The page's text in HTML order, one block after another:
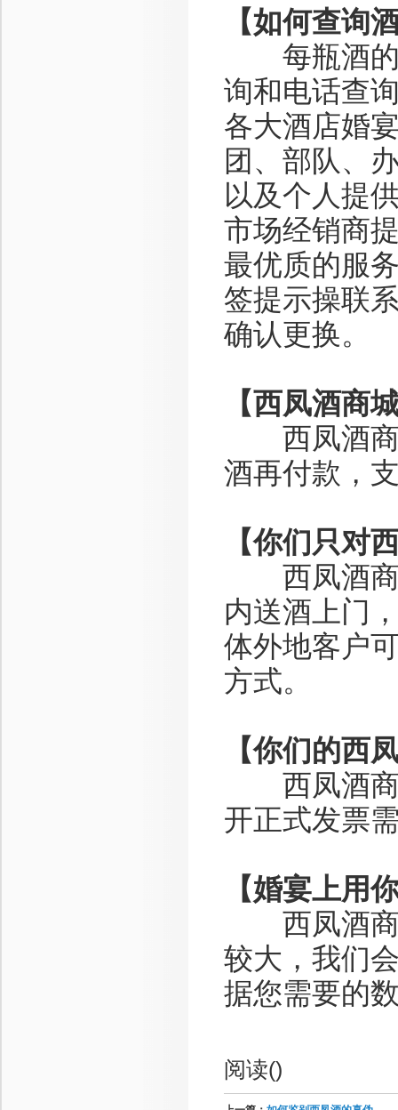
【如何查询
每瓶酒的
询和电话查
各大酒店婚
团、部队、
以及个人提
市场经销商
最优质的服
签提示操联
确认更换。
【西凤酒商
西凤酒商
酒再付款，
【你们只对
西凤酒商
内送酒上门
体外地客户
方式。
【你们的西
西凤酒商
开正式发票
【婚宴上用
西凤酒商
较大，我们
据您需要的
阅读()